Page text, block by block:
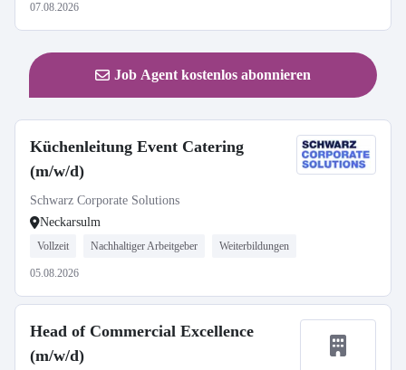
07.08.2026
Job Agent kostenlos abonnieren
Küchenleitung Event Catering
(m/w/d)
Schwarz Corporate Solutions
Neckarsulm
Vollzeit Nachhaltiger Arbeitgeber Weiterbildungen
05.08.2026
Head of Commercial Excellence
(m/w/d)